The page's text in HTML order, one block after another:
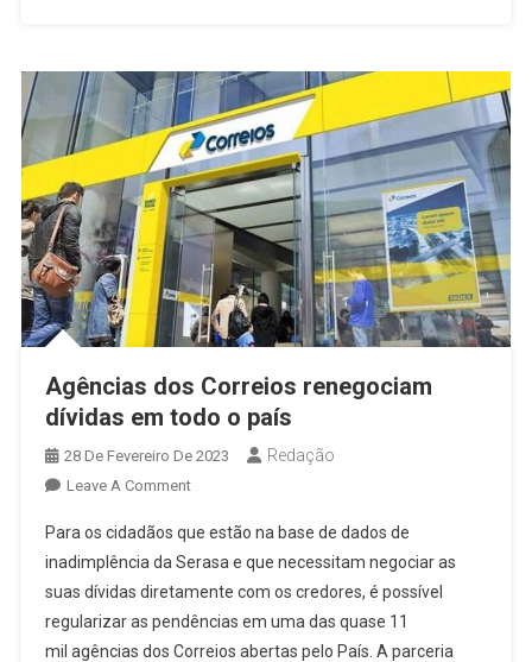
Serasa
A
Partir
Hoje,
Graças
A
Parcerias
Com
Bancos
Agências dos Correios renegociam
dívidas em todo o país
28 De Fevereiro De 2023 Redação
Leave A CommentOn
Dos
Correios
Renegociam
Dívidas
Em
Para os cidadãos que estão na base de dados de
inadimplência da Serasa e que necessitam negociar as
suas dívidas diretamente com os credores, é possível
regularizar as pendências em uma das quase 11
mil agências dos Correios abertas pelo País. A parceria